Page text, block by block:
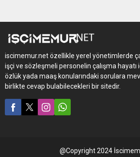
iscimemur.net özellikle yerel yönetimlerde
işçi ve sözleşmeli personelin çalışma hayatı
özlük yada maaş konularındaki sorulara
birlikte cevap bulabilecekleri bir sitedir.
@Copyright 2024